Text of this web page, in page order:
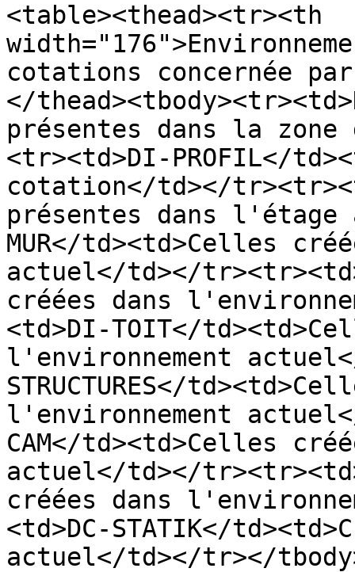
<table><thead><tr><th
cotations concernée
</
présentes dans la
<tr><td>DI-PROFIL</
cotation</td></
présentes dans
MUR</td><td>Celles
actuel</td></
créées dans
<td>DI-TOIT</
l'environnement
STRUCTURES</
l'environnement
CAM</td><td>Celles
actuel</td></
créées dans
<td>DC-STATIK</
actuel</td></tr></